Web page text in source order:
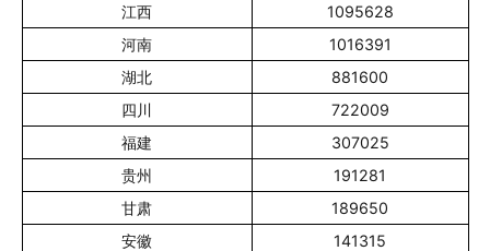
江西
1095628
河南
1016391
湖北
881600
四川
722009
福建
307025
贵州
191281
甘肃
189650
安徽
141315